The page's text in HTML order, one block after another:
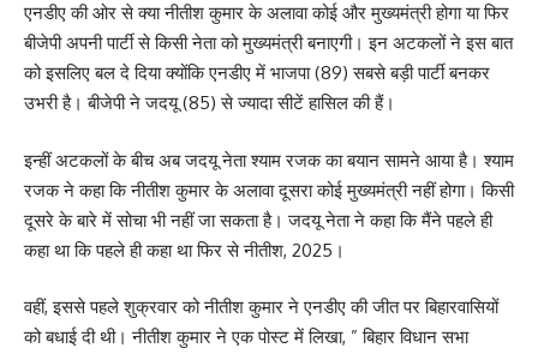
एनडीए की ओर से क्या नीतीश कुमार के अलावा कोई और मुख्यमंत्री होगा या फिर
बीजेपी अपनी पार्टी से किसी नेता को मुख्यमंत्री बनाएगी। इन अटकलों ने इस बात
को इसलिए बल दे दिया क्योंकि एनडीए में भाजपा (89) सबसे बड़ी पार्टी बनकर
उभरी है। बीजेपी ने जदयू (85) से ज्यादा सीटें हासिल की हैं।
इन्हीं अटकलों के बीच अब जदयू नेता श्याम रजक का बयान सामने आया है। श्याम
रजक ने कहा कि नीतीश कुमार के अलावा दूसरा कोई मुख्यमंत्री नहीं होगा। किसी
दूसरे के बारे में सोचा भी नहीं जा सकता है। जदयू नेता ने कहा कि मैंने पहले ही
कहा था कि पहले ही कहा था फिर से नीतीश, 2025।
वहीं, इससे पहले शुक्रवार को नीतीश कुमार ने एनडीए की जीत पर बिहारवासियों
को बधाई दी थी। नीतीश कुमार ने एक पोस्ट में लिखा, ” बिहार विधान सभा